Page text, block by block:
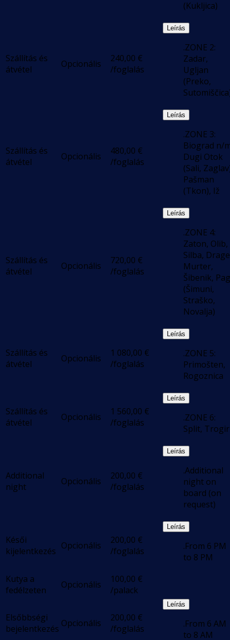
(Kukljica)
Szállítás és
átvétel
Opcionális 240,00 €
/foglalás
Leírás
.ZONE 2:
Zadar,
Ugljan
(Preko,
Szállítás és
átvétel
Opcionális 480,00 €
/foglalás
Leírás
.ZONE 3:
Biograd n/
Dugi Otok
(Sali,
Pašman
(Tkon), Iž
Szállítás és
átvétel
Opcionális 720,00 €
/foglalás
Leírás
.ZONE 4:
Zaton, Olib,
Silba,
Murter,
Šibenik, Pag
(Šimuni,
Straško,
Novalja)
Szállítás és
átvétel
Opcionális 1 080,00 €
/foglalás
Leírás
.ZONE 5:
Primošten,
Rogoznica
Szállítás és
átvétel
Opcionális 1 560,00 €
/foglalás
Leírás
.ZONE 6:
Split, Trogir
Additional
night
Opcionális 200,00 €
/foglalás
Leírás
.Additional
night on
board (on
request)
Késői
kijelentkezés Opcionális 200,00 €
/foglalás
Leírás
.From 6 PM
to 8 PM
Kutya a
fedélzeten
Opcionális 100,00 €
/palack
Elsőbbségi
bejelentkezés Opcionális 200,00 €
/foglalás
Leírás
.From 6 AM
to 8 AM